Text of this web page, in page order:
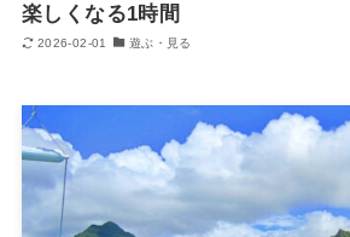
楽しくなる1時間
2026-02-01 遊ぶ・見る